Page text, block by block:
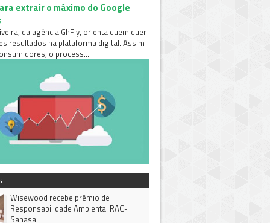
extrair o máximo do Google
da agência GhFly, orienta quem quer
resultados na plataforma digital. Assim
o process...
Wisewood recebe prêmio de
Responsabilidade Ambiental RAC-
Sanasa